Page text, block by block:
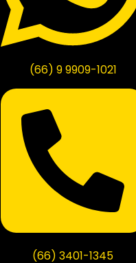
(66) 9 9909-1021
(66) 3401-1345